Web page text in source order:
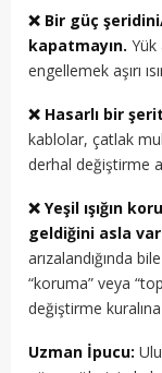
❌ Bir güç
kapatmayın. Yük
engellemek aşırı
❌ Hasarlı bir
kablolar, çatlak
derhal değiştirme
❌ Yeşil ışığın
geldiğini asla
arızalandığında
“koruma” veya
değiştirme
Uzman İpucu: